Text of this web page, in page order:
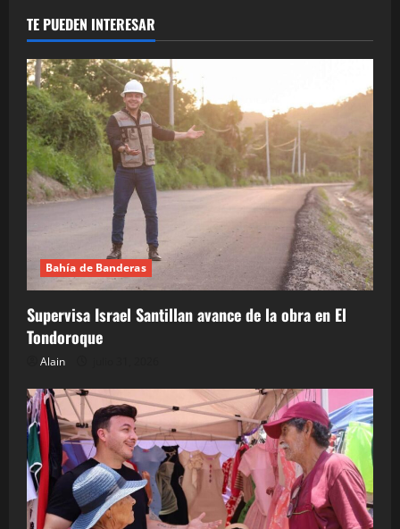
TE PUEDEN INTERESAR
Bahía de Banderas
Supervisa Israel Santillan avance de la obra en El
Tondoroque
Alain